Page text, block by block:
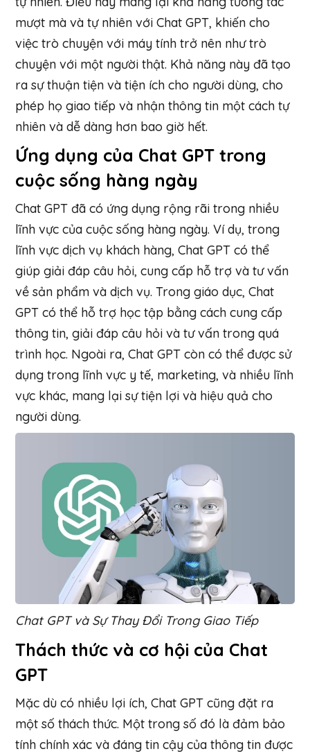
mượt mà và tự nhiên với Chat GPT, khiến cho
việc trò chuyện với máy tính trở nên như trò
chuyện với một người thật. Khả năng này đã tạo
ra sự thuận tiện và tiện ích cho người dùng, cho
phép họ giao tiếp và nhận thông tin một cách tự
nhiên và dễ dàng hơn bao giờ hết.
Ứng dụng của Chat GPT trong
cuộc sống hàng ngày
Chat GPT đã có ứng dụng rộng rãi trong nhiều
lĩnh vực của cuộc sống hàng ngày. Ví dụ, trong
lĩnh vực dịch vụ khách hàng, Chat GPT có thể
giúp giải đáp câu hỏi, cung cấp hỗ trợ và tư vấn
về sản phẩm và dịch vụ. Trong giáo dục, Chat
GPT có thể hỗ trợ học tập bằng cách cung cấp
thông tin, giải đáp câu hỏi và tư vấn trong quá
trình học. Ngoài ra, Chat GPT còn có thể được sử
dụng trong lĩnh vực y tế, marketing, và nhiều lĩnh
vực khác, mang lại sự tiện lợi và hiệu quả cho
người dùng.
Chat GPT và Sự Thay Đổi Trong Giao Tiếp
Thách thức và cơ hội của Chat
GPT
Mặc dù có nhiều lợi ích, Chat GPT cũng đặt ra
một số thách thức. Một trong số đó là đảm bảo
tính chính xác và đáng tin cậy của thông tin được